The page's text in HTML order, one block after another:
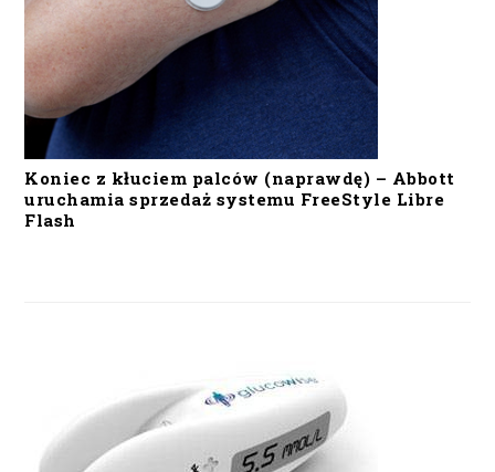
Koniec z kłuciem palców (naprawdę) – Abbott
uruchamia sprzedaż systemu FreeStyle Libre
Flash